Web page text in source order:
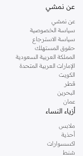
عن نمشي
عن نمشي
سياسة الخصوصية
سياسة الاسترجاع
حقوق المستهلك
المملكة العربية السعودية
الإمارات العربية المتحدة
الكويت
قطر
البحرين
عمان
أزياء النساء
ملابس
أحذية
اكسسوارات
شنط